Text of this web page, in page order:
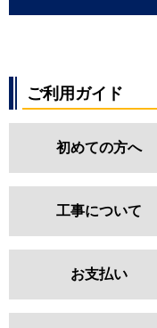
ご利用ガイド
初めての方へ
工事について
お支払い